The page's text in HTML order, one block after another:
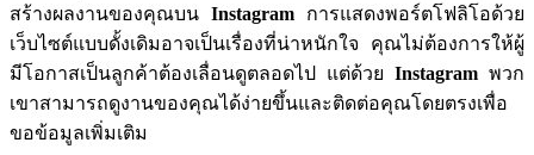
สร้างผลงานของคุณบน Instagram การแสดงพอร์ตโฟลิโอด้วย
เว็บไซต์แบบดั้งเดิมอาจเป็นเรื่องที่น่าหนักใจ
คุณไม่ต้องการให้ผู้
มีโอกาสเป็นลูกค้าต้องเลื่อนดูตลอดไป
แต่ด้วย Instagram พวก
เขาสามารถดูงานของคุณได้ง่ายขึ้นและติดต่อคุณโดยตรงเพื่อ
ขอข้อมูลเพิ่มเติม